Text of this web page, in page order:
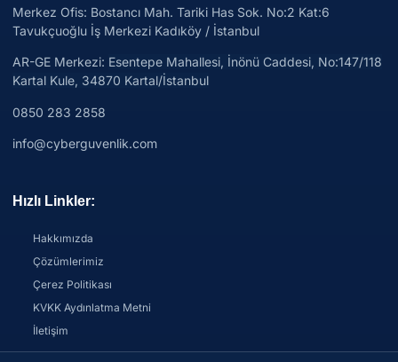
Merkez Ofis: Bostancı Mah. Tariki Has Sok. No:2 Kat:6
Tavukçuoğlu İş Merkezi Kadıköy / İstanbul
AR-GE Merkezi: Esentepe Mahallesi, İnönü Caddesi, No:147/118
Kartal Kule, 34870 Kartal/İstanbul
0850 283 2858
info@cyberguvenlik.com
Hızlı Linkler:
Hakkımızda
Çözümlerimiz
Çerez Politikası
KVKK Aydınlatma Metni
İletişim